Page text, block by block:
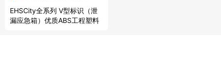
EHSCity全系列 V型标识（泄
漏应急箱）优质ABS工程塑料